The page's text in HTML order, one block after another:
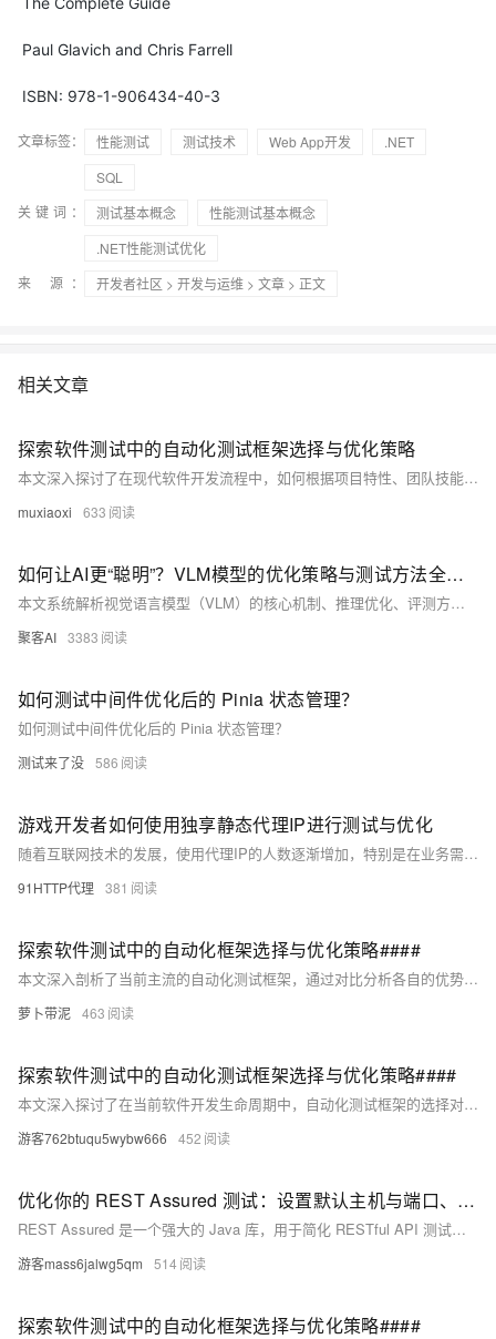
Paul Glavich and Chris Farrell
ISBN: 978-1-906434-40-3
文章标签： 性能测试 测试技术 Web App开发
.NET
SQL
关键词：
测试基本概念
性能测试基本概念
.NET性能测试优化
来 源：
开发者社区 > 开发与运维 > 文章 > 正文
相关文章
探索软件测试中的自动化测试框架选择与优化策略
本文深入探讨了在现代软件开发流程中，如何根据项目特性、团队技能和长期维护需求，精准选择合适的自动化测试框架。
muxiaoxi 633
如何让AI更“聪明”？VLM模型的优化策略与测试方法全解析​
本文系统解析视觉语言模型（VLM）的核心机制、推理优化、评测方法与挑战。涵盖多模态对齐、KV Cache优化、性能测试及主流基准，助你全面掌握VLM技术前沿。建议点赞收藏，深入学习。
聚客AI 3383
如何测试中间件优化后的 Pinia 状态管理？
如何测试中间件优化后的 Pinia 状态管理？
测试来了没 586
游戏开发者如何使用独享静态代理IP进行测试与优化
随着互联网技术的发展，使用代理IP的人数逐渐增加，特别是在业务需求中需要使用静态代理IP的情况越来越多。本文探讨了独享静态代理IP是否适用于游戏行业，分析了其优势如稳定性、不共享同一IP地址及地理位置选择等，同时也指出了需要注意的问题，包括可能的延迟、游戏兼容性和网络速度等。总体而言，选择合适的代理服务并正确配置，可以有效提升游戏体验。
91HTTP代理 381
探索软件测试中的自动化框架选择与优化策略####
本文深入剖析了当前主流的自动化测试框架，通过对比分析各自的优势、局限性及适用场景，为读者提供了一套系统性的选择与优化指南。文章首先概述了自动化测试的重要性及其在软件开发生命周期中的位置，接着逐一探讨了Selenium、Appium、Cypress等热门框架的特点，并通过实际案例展示了如何根据项目需求灵活选用与配置框架，以提升测试效率和质量。最后，文章还分享了若干最佳实践和未来趋势预测，旨在帮助测试工程师更好地应对复杂多变的测试环境。 ####
萝卜带泥 463
探索软件测试中的自动化测试框架选择与优化策略####
本文深入探讨了在当前软件开发生命周期中，自动化测试框架的选择对于提升测试效率、保障产品质量的重要性。通过分析市场上主流的自动化测试工具，如Selenium、Appium、Jest等，结合具体项目需求，提出了一套系统化的选型与优化策略。文章首先概述了自动化测试的基本原理及其在现代软件开发中的角色变迁，随后详细对比了各主流框架的功能特点、适用场景及优缺点，最后基于实际案例，阐述了如何根据项目特性量身定制自动化测试解决方案，并给出了持续集成/持续部署（CI/CD）环境下的最佳实践建议。 --- ####
游客762btuqu5wybw666 452
优化你的 REST Assured 测试：设置默认主机与端口、GET 请求与断言
REST Assured 是一个强大的 Java 库，用于简化 RESTful API 测试。本文详解了其核心功能：设置默认主机和端口以减少代码重复、发起 GET 请求并验证响应结果，以及通过断言确保接口行为符合预期。同时推荐 Apipost 工具，助力开发者提升 API 测试效率，实现更高效的接口管理与团队协作。掌握这些技巧，可显著优化测试流程与代码质量。
游客mass6jalwg5qm 514
探索软件测试中的自动化框架选择与优化策略####